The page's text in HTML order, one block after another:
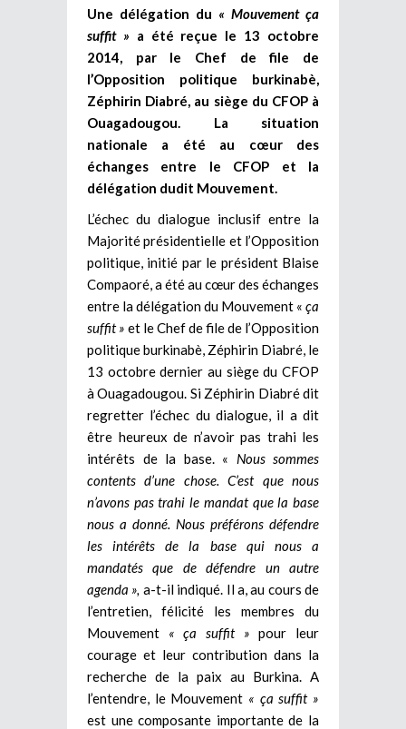
Une délégation du « Mouvement ça
suffit » a été reçue le 13 octobre
2014, par le Chef de file de
l’Opposition politique burkinabè,
Zéphirin Diabré, au siège du CFOP à
Ouagadougou. La situation
nationale a été au cœur des
échanges entre le CFOP et la
délégation dudit Mouvement.
L’échec du dialogue inclusif entre la
Majorité présidentielle et l’Opposition
politique, initié par le président Blaise
Compaoré, a été au cœur des échanges
entre la délégation du Mouvement « ça
suffit » et le Chef de file de l’Opposition
politique burkinabè, Zéphirin Diabré, le
13 octobre dernier au siège du CFOP
à Ouagadougou. Si Zéphirin Diabré dit
regretter l’échec du dialogue, il a dit
être heureux de n’avoir pas trahi les
intérêts de la base. « Nous sommes
contents d’une chose. C’est que nous
n’avons pas trahi le mandat que la base
nous a donné. Nous préférons défendre
les intérêts de la base qui nous a
mandatés que de défendre un autre
agenda », a-t-il indiqué. Il a, au cours de
l’entretien, félicité les membres du
Mouvement « ça suffit » pour leur
courage et leur contribution dans la
recherche de la paix au Burkina. A
l’entendre, le Mouvement « ça suffit »
est une composante importante de la